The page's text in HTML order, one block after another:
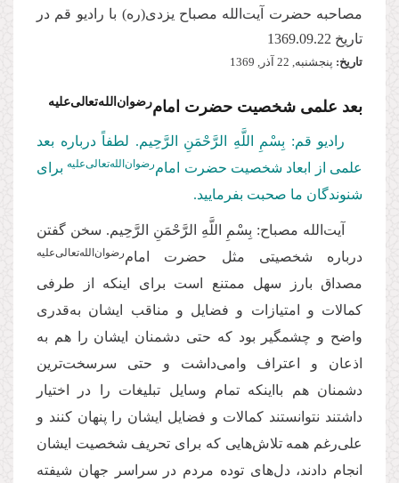
مصاحبه حضرت آیت‌الله مصباح یزدی(ره) با رادیو قم در
تاریخ 1369.09.22
تاریخ: پنجشنبه, 22 آذر, 1369
بعد علمی شخصیت حضرت امام‌رضوان‌الله‌تعالی‌علیه
رادیو قم: بِسْمِ اللَّهِ الرَّحْمَنِ الرَّحِيم. لطفاً درباره بعد
علمی از ابعاد شخصیت حضرت امام‌رضوان‌الله‌تعالی‌علیهبرای
شنوندگان ما صحبت بفرمایید.
آیت‌الله مصباح: بِسْمِ اللَّهِ الرَّحْمَنِ الرَّحِيم. سخن گفتن
درباره شخصیتی مثل حضرت امام‌رضوان‌الله‌تعالی‌علیه
مصداق بارز سهل ممتنع است برای اینکه از طرفی
کمالات و امتیازات و فضایل و مناقب ایشان به‌قدری
واضح و چشمگیر بود که حتی دشمنان ایشان را هم به
اذعان و اعتراف وا‌می‌داشت و حتی سرسخت‌ترین
دشمنان هم بااینکه تمام وسایل تبلیغات را در اختیار
داشتند نتوانستند کمالات و فضایل ایشان را پنهان کنند و
علی‌رغم همه تلاش‌هایی که برای تحریف شخصیت ایشان
انجام دادند، دل‌های توده مردم در سراسر جهان شیفته